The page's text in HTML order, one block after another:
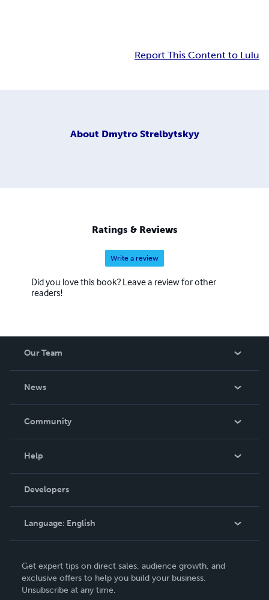
Report This Content to Lulu
About Dmytro Strelbytskyy
Ratings & Reviews
Write a review
Did you love this book? Leave a review for other
readers!
Our Team
News
In The News
Community
Podcast
Help
Order Lookup
Knowledge Base
Contact Support
Developers
Language: English
Deutsch
Français
Get expert tips on direct sales, audience growth, and
exclusive offers to help you build your business.
Unsubscribe at any time.